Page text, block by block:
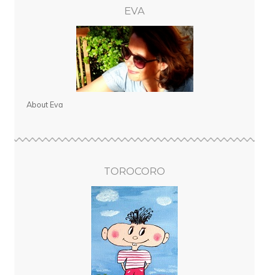
EVA
About Eva
TOROCORO